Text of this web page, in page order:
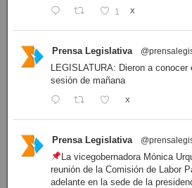
1 X
Prensa Legislativa
LEGISLATURA: Dieron a
sesión de mañana
X
Prensa Legislativa
La vicegobernadora Mónica
reunión de la Comisión de Labor
adelante en la sede de la